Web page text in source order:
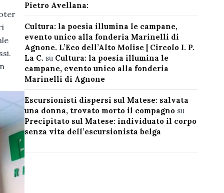
Pietro Avellana:
Cultura: la poesia illumina le campane,
evento unico alla fonderia Marinelli di
Agnone. L’Eco dell’Alto Molise | Circolo I. P.
La C. su Cultura: la poesia illumina le
campane, evento unico alla fonderia
Marinelli di Agnone
Escursionisti dispersi sul Matese: salvata
una donna, trovato morto il compagnosu
Precipitato sul Matese: individuato il corpo
senza vita dell’escursionista belga